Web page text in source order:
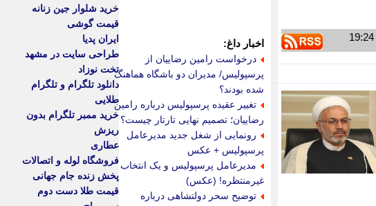
اخبار داغ:
درخواست رامین رضاییان از
پرسپولیس/ مدیران دو باشگاه هماهنگ
شده بودند؟
تغییر عقیده پرسپولیس درباره رامین
رضاییان؛ تصمیم نهایی تارتار چیست؟
رونمایی از شغل جدید مدیرعامل
پرسپولیس + عکس
مدیرعامل پرسپولیس و یک انتخاب
غیرمنتظره! (عکس)
توضیح سحر دولتشاهی درباره
خرید شلوار جین زنانه
قیمت گوشی
ایران پدیا
طراحی سایت در مشهد
تخت نوزاد
دانلود تلگرام و تلگرام
طلایی
خرید ممبر تلگرام بدون
ریزش
عطاری
فروشگاه لوله و اتصالات
پخش زنده جام جهانی
قیمت طلا دست دوم